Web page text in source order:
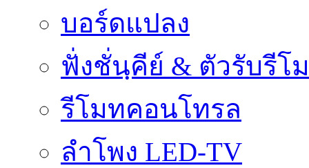
บอร์ดแปลง
ฟั่งชั่นฺคีย์ & ตัวรับรีโ
รีโมทคอนโทรล
ลำโพง LED-TV